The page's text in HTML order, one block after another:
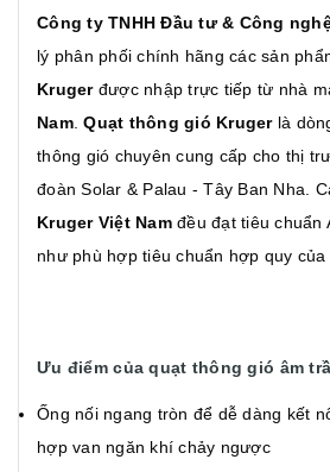
Công ty TNHH Đầu tư & Công
lý phân phối chính hãng các sản
Krugerđược nhập trực tiếp từ nhà
Nam.Quạt thông gió Krugerlà
thông gió chuyên cung cấp cho thị
đoàn Solar & Palau - Tây Ban Nha.
Kruger Việt Namđều đạt tiêu chuẩn
như phù hợp tiêu chuẩn hợp quy của
Ưu điểm của quạt thông gió âm
Ống nối ngang tròn để dễ dàng kết
hợp van ngăn khí chảy ngược